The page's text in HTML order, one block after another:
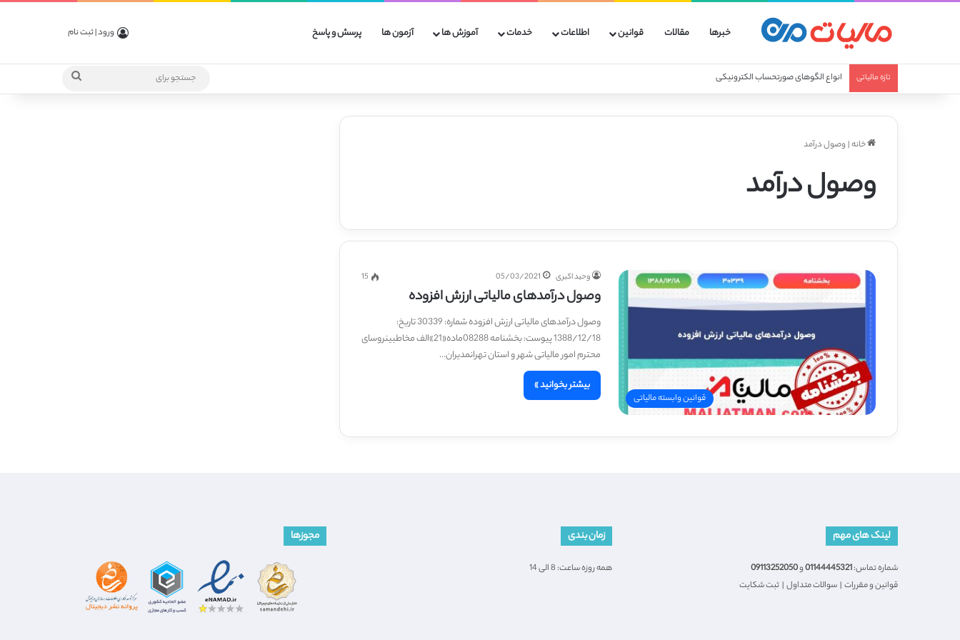
خبرها مقالات قوانین اطلاعات خدمات آموزش ها آزمون ها پرسش و پاسخ ورود | ثبت نام
تازه مالیاتی انواع الگوهای صورتحساب الکترونیکی
جستجو
خانه| وصول درآمد
وصول درآمد
قوانین وابسته مالیاتی
وحید اکبری 05/03/2021
15
وصول درآمدهای مالیاتی ارزش افزوده
وصول درآمدهای مالیاتی ارزش افزوده شماره: 30339 تاریخ:
1388/12/18 پیوست: بخشنامه 08288ماده«21»الف مخاطبینروسای
محترم امور مالیاتی شهر و استان تهرانمدیران…
بیشتر بخوانید »
لینک های مهم
شماره تماس:01144445321و09113252050
قوانین و مقررات | سوالات متداول | ثبت شکایت
زمان بندی
همه روزه ساعت: 8 الی 14
مجوزها